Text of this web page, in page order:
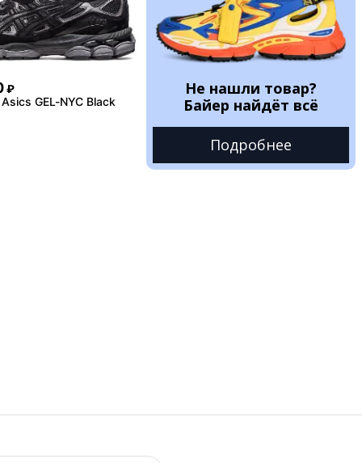
₽
GEL-NYC Black
Не нашли товар?
Байер найдёт всё
Подробнее